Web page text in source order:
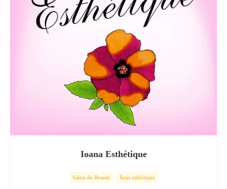
Ioana Esthétique
Salon de Beauté Soin esthétique